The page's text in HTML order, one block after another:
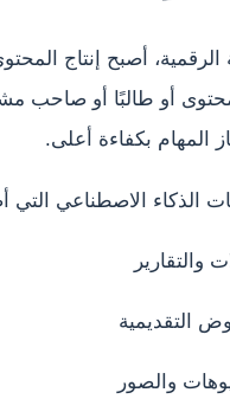
الرقمية، أصبح إنتاج
أو طالبًا أو صاحب
المهام بكفاءة أعلى.
الذكاء الاصطناعي
والتقارير
التقديمية
والصور